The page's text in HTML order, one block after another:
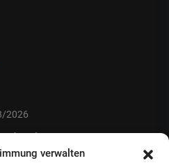
verwalten
2026
:-)